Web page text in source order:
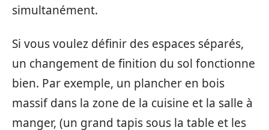
simultanément.
Si vous voulez définir des espaces séparés,
un changement de finition du sol fonctionne
bien. Par exemple, un plancher en bois
massif dans la zone de la cuisine et la salle à
manger, (un grand tapis sous la table et les